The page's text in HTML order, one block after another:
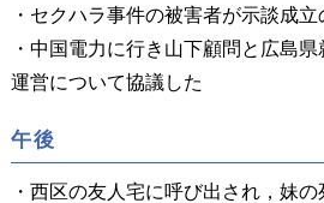
・セクハラ事件の被害者が示談成
・中国電力に行き山下顧問と広島
運営について協議した
午後
・西区の友人宅に呼び出され，妹